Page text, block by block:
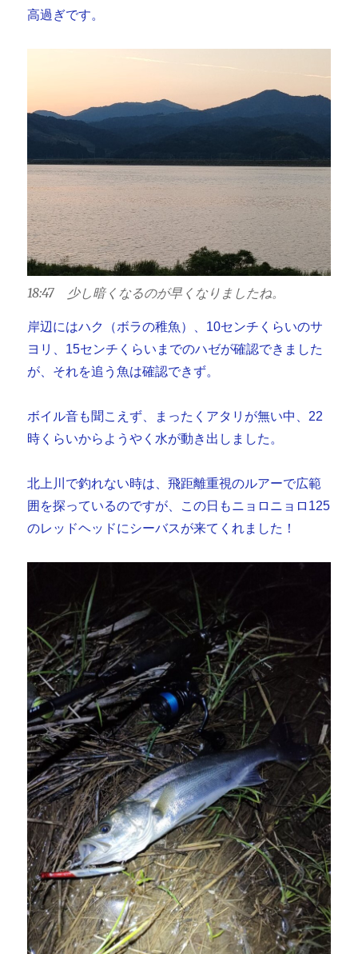
高過ぎです。
18:47 少し暗くなるのが早くなりましたね。
岸辺にはハク（ボラの稚魚）、10センチくらいのサ
ヨリ、15センチくらいまでのハゼが確認できました
が、それを追う魚は確認できず。
ボイル音も聞こえず、まったくアタリが無い中、22
時くらいからようやく水が動き出しました。
北上川で釣れない時は、飛距離重視のルアーで広範
囲を探っているのですが、この日もニョロニョロ125
のレッドヘッドにシーバスが来てくれました！